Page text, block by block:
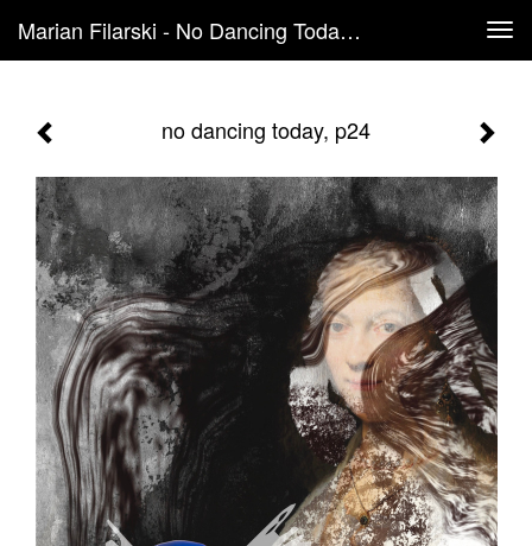
Marian Filarski - No Dancing Today, P24
no dancing today, p24